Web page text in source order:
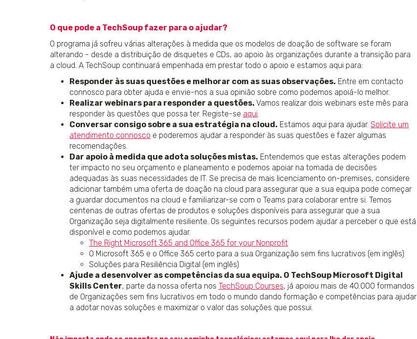
O que pode a TechSoup fazer para o ajudar?
O programa já sofreu várias alterações à medida que os modelos de doação de software se foram
alterando - desde a distribuição de disquetes e CDs, ao apoio às organizações durante a transição para
a cloud. A TechSoup continuará empenhada em prestar todo o apoio e estamos aqui para:
Responder às suas questões e melhorar com as suas observações. Entre em contacto
connosco para obter ajuda e envie-nos a sua opinião sobre como podemos apoiá-lo melhor.
Realizar webinars para responder a questões. Vamos realizar dois webinars este mês para
responder às questões que possa ter. Registe-se aqui
Conversar consigo sobre a sua estratégia na cloud. Estamos aqui para ajudar. Solicite um
atendimento connosco e poderemos ajudar a responder às suas questões e fazer algumas
recomendações.
Dar apoio à medida que adota soluções mistas. Entendemos que estas alterações podem
ter impacto no seu orçamento e planeamento e podemos apoiar na tomada de decisões
adequadas às suas necessidades de IT. Se precisa de mais licenciamento on-premises, considere
adicionar também uma oferta de doação na cloud para assegurar que a sua equipa pode começar
a guardar documentos na cloud e familiarizar-se com o Teams para colaborar entre si. Temos
centenas de outras ofertas de produtos e soluções disponíveis para assegurar que a sua
Organização seja digitalmente resiliente. Os seguintes recursos podem ajudar a perceber o que está
disponível e como podemos ajudar.
The Right Microsoft 365 and Office 365 for your Nonprofit
O Microsoft 365 e o Office 365 certo para a sua Organização sem fins lucrativos (em inglês)
Soluções para Resiliência Digital (em inglês)
Ajude a desenvolver as competências da sua equipa. O TechSoup Microsoft Digital
Skills Center, parte da nossa oferta nos TechSoup Courses, já apoiou mais de 40.000 formandos
de Organizações sem fins lucrativos em todo o mundo dando formação e competências para ajudar
a adotar novas soluções e maximizar o valor das soluções que possui.